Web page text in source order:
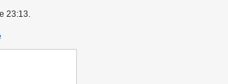
23:13.